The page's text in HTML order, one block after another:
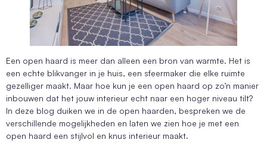
Een open haard is meer dan alleen een bron van warmte. Het is
een echte blikvanger in je huis, een sfeermaker die elke ruimte
gezelliger maakt. Maar hoe kun je een open haard op zo’n manier
inbouwen dat het jouw interieur echt naar een hoger niveau tilt?
In deze blog duiken we in de open haarden, bespreken we de
verschillende mogelijkheden en laten we zien hoe je met een
open haard een stijlvol en knus interieur maakt.